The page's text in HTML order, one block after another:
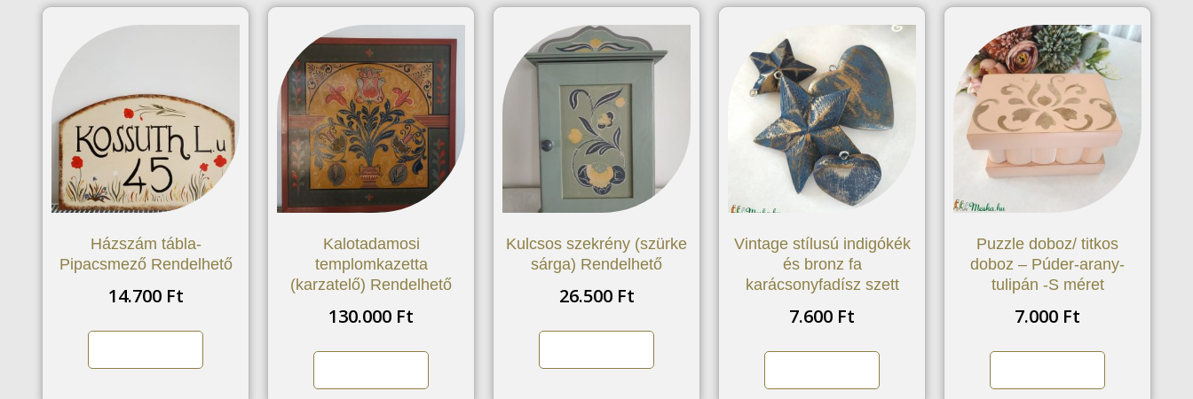
Házszám tábla-
Pipacsmező Rendelhető
14.700 Ft
Kalotadamosi
templomkazetta
(karzatelő) Rendelhető
130.000 Ft
Kulcsos szekrény (szürke
sárga) Rendelhető
26.500 Ft
Vintage stílusú indigókék
és bronz fa
karácsonyfadísz szett
7.600 Ft
Puzzle doboz/ titkos
doboz – Púder-arany-
tulipán -S méret
7.000 Ft